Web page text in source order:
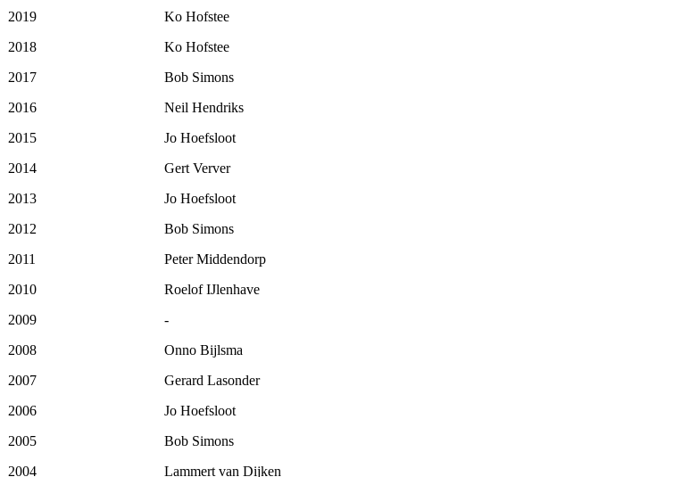
2019
Ko Hofstee
2018
Ko Hofstee
2017
Bob Simons
2016
Neil Hendriks
2015
Jo Hoefsloot
2014
Gert Verver
2013
Jo Hoefsloot
2012
Bob Simons
2011
Peter Middendorp
2010
Roelof IJlenhave
2009
-
2008
Onno Bijlsma
2007
Gerard Lasonder
2006
Jo Hoefsloot
2005
Bob Simons
2004
Lammert van Dijken